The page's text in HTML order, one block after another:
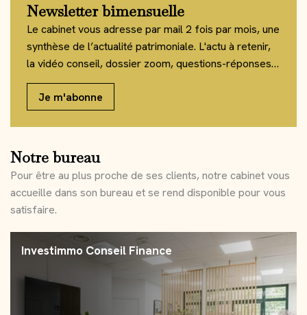
Newsletter bimensuelle
Le cabinet vous adresse par mail 2 fois par mois, une
synthèse de l’actualité patrimoniale. L'actu à retenir,
la vidéo conseil, dossier zoom, questions-réponses…
Je m'abonne
Notre bureau
Pour être au plus proche de ses clients, notre cabinet vous
accueille dans son bureau et se rend disponible pour vous
satisfaire.
Investimmo Conseil Finance